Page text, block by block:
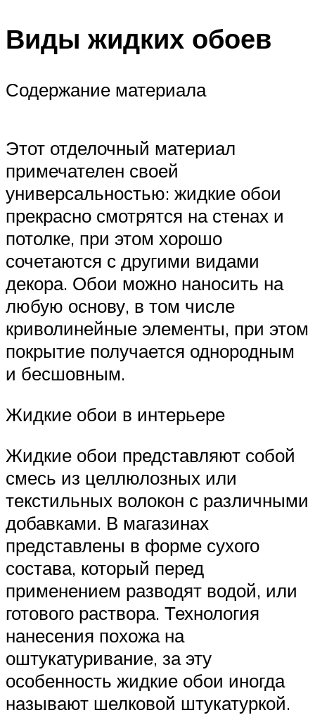
Виды жидких обоев
Содержание материала
Этот отделочный материал
примечателен своей
универсальностью: жидкие обои
прекрасно смотрятся на стенах и
потолке, при этом хорошо
сочетаются с другими видами
декора. Обои можно наносить на
любую основу, в том числе
криволинейные элементы, при этом
покрытие получается однородным
и бесшовным.
Жидкие обои в интерьере
Жидкие обои представляют собой
смесь из целлюлозных или
текстильных волокон с различными
добавками. В магазинах
представлены в форме сухого
состава, который перед
применением разводят водой, или
готового раствора. Технология
нанесения похожа на
оштукатуривание, за эту
особенность жидкие обои иногда
называют шелковой штукатуркой.